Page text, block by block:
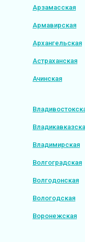
Арзамасская
Армавирская
Архангельская
Ачинская
Астраханская
Владимирская
Волгоградская
Волгодонская
Вологодская
Воронежская